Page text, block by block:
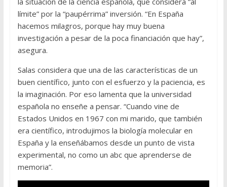
límite” por la “paupérrima” inversión. “En España
hacemos milagros, porque hay muy buena
investigación a pesar de la poca financiación que hay”,
asegura.
Salas considera que una de las características de un
buen científico, junto con el esfuerzo y la paciencia, es
la imaginación. Por eso lamenta que la universidad
española no enseñe a pensar. “Cuando vine de
Estados Unidos en 1967 con mi marido, que también
era científico, introdujimos la biología molecular en
España y la enseñábamos desde un punto de vista
experimental, no como un abc que aprenderse de
memoria”.